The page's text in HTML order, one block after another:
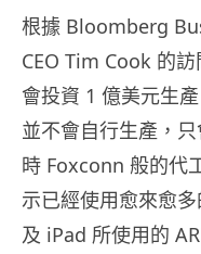
根據 Bloomberg
CEO Tim Cook 的
會投資 1 億美元生
並不會自行生產，
時 Foxconn 般的代
示已經使用愈來愈
及 iPad 所使用的